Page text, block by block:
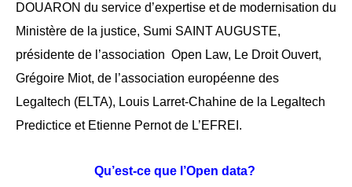
DOUARON du service d’expertise et de modernisation du
Ministère de la justice, Sumi SAINT AUGUSTE,
présidente de l’association  Open Law, Le Droit Ouvert,
Grégoire Miot, de l’association européenne des
Legaltech (ELTA), Louis Larret-Chahine de la Legaltech
Predictice et Etienne Pernot de L’EFREI.
Qu’est-ce que l’Open data?